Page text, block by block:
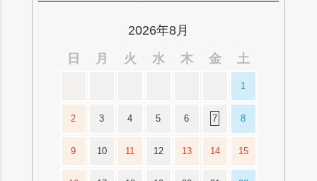
2026年8月
日
月 火 水 木 金 土
1
2 3 4 5 6 7 8
9 10 11 12 13 14 15